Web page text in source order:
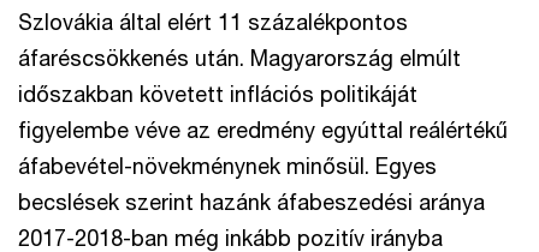
Szlovákia által elért 11 százalékpontos
áfaréscsökkenés után. Magyarország elmúlt
időszakban követett inflációs politikáját
figyelembe véve az eredmény egyúttal reálértékű
áfabevétel-növekménynek minősül. Egyes
becslések szerint hazánk áfabeszedési aránya
2017-2018-ban még inkább pozitív irányba